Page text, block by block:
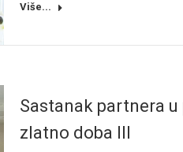
Više...
Sastanak partnera
zlatno doba III